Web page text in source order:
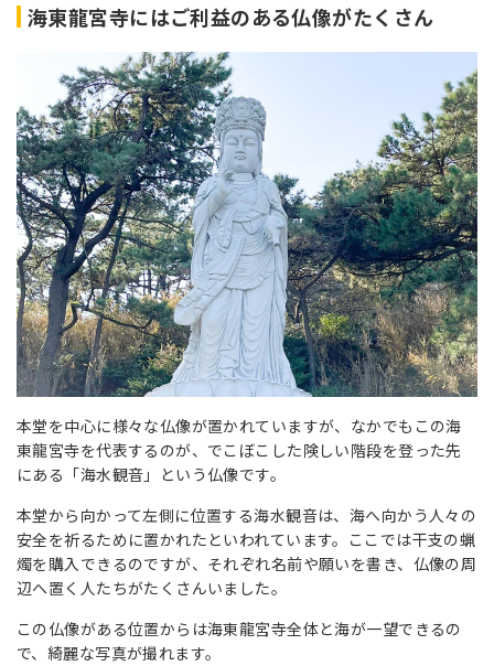
海東龍宮寺にはご利益のある仏像がたくさん
本堂を中心に様々な仏像が置かれていますが、なかでもこの海
東龍宮寺を代表するのが、でこぼこした険しい階段を登った先
にある「海水観音」という仏像です。
本堂から向かって左側に位置する海水観音は、海へ向かう人々の
安全を祈るために置かれたといわれています。ここでは干支の蝋
燭を購入できるのですが、それぞれ名前や願いを書き、仏像の周
辺へ置く人たちがたくさんいました。
この仏像がある位置からは海東龍宮寺全体と海が一望できるの
で、綺麗な写真が撮れます。